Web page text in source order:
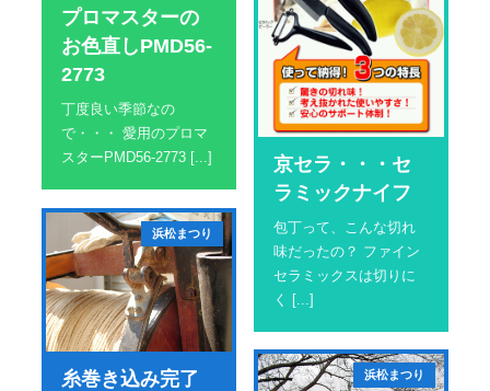
プロマスターの
お色直しPMD56-
2773
丁度良い季節なの
で・・・ 愛用のプロマ
スターPMD56-2773 [...]
浜松まつり
糸巻き込み完了
京セラ・・・セ
ラミックナイフ
包丁って、こんな切れ
味だったの？ ファイン
セラミックスは切りに
く [...]
浜松まつり